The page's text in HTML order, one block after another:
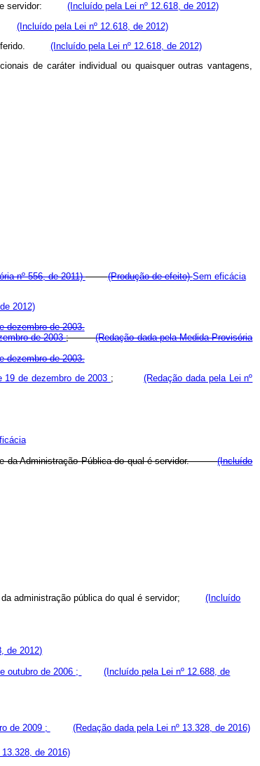
de servidor: (Incluído pela Lei nº 12.618, de 2012)
(Incluído pela Lei nº 12.618, de 2012)
referido. (Incluído pela Lei nº 12.618, de 2012)
de caráter individual ou quaisquer outras vantagens,
nº 556, de 2011) (Produção de efeito)Sem eficácia
2012)
dezembro de 2003.
de 2003;(Redação dada pela Medida Provisória
dezembro de 2003.
19 de dezembro de 2003 ;(Redação dada pela Lei nº
da Administração Pública do qual é servidor.(Incluído
da administração pública do qual é servidor;(Incluído
de 2012)
outubro de 2006 ;
(Incluído pela Lei nº 12.688, de
de 2009 ; (Redação dada pela Lei nº 13.328, de 2016)
de 2016)